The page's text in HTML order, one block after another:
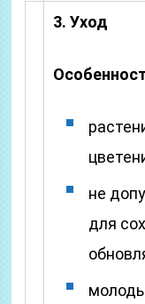
3. Уход
не
для